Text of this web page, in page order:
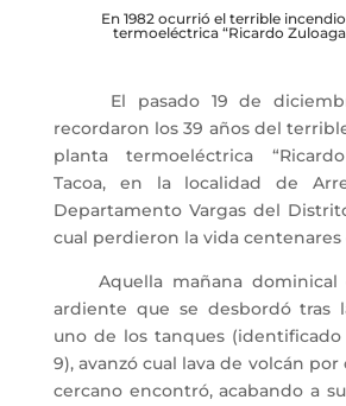
En 1982 ocurrió el terrible
termoeléctrica “Ricardo
El pasado 19 de
recordaron los 39 años del
planta termoeléctrica
Tacoa, en la localidad de
Departamento Vargas del
cual perdieron la vida centenares
Aquella mañana dominical
ardiente que se desbordó tras
uno de los tanques
9), avanzó cual lava de volcán
cercano encontró, acabando a